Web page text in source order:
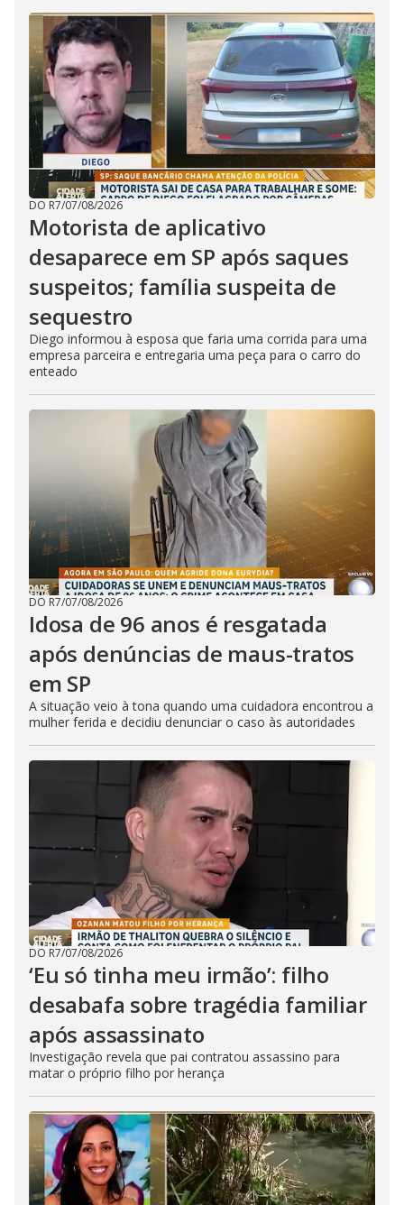
DO R7/07/08/2026
Motorista de aplicativo
desaparece em SP após saques
suspeitos; família suspeita de
sequestro
Diego informou à esposa que faria uma corrida para uma
empresa parceira e entregaria uma peça para o carro do
enteado
DO R7/07/08/2026
Idosa de 96 anos é resgatada
após denúncias de maus-tratos
em SP
A situação veio à tona quando uma cuidadora encontrou a
mulher ferida e decidiu denunciar o caso às autoridades
DO R7/07/08/2026
‘Eu só tinha meu irmão’: filho
desabafa sobre tragédia familiar
após assassinato
Investigação revela que pai contratou assassino para
matar o próprio filho por herança